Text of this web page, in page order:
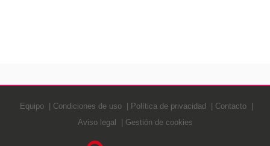
Equipo Condiciones de uso Política de privacidad
Contacto
Aviso legal
Gestión de cookies